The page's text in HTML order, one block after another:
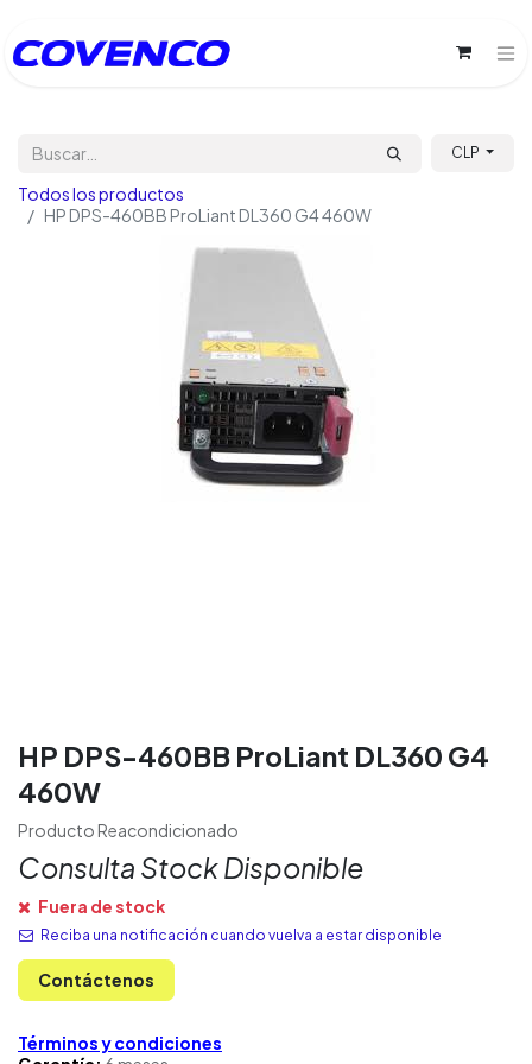
CLP
Todos los productos
HP DPS-460BB ProLiant DL360 G4 460W
HP DPS-460BB ProLiant DL360 G4
460W
Producto Reacondicionado
Consulta Stock Disponible
Fuera de stock
Reciba una notificación cuando vuelva a estar disponible
Contáctenos
Términos y condiciones